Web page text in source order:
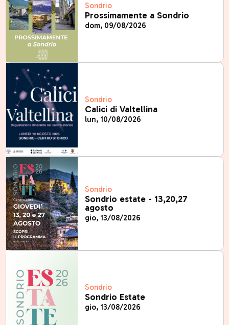
Sondrio
Prossimamente a Sondrio
dom, 09/08/2026
Sondrio
Calici di Valtellina
lun, 10/08/2026
Sondrio
Sondrio estate - 13,20,27
agosto
gio, 13/08/2026
Sondrio
Sondrio Estate
gio, 13/08/2026